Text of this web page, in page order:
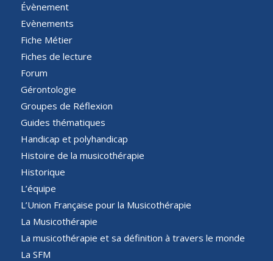
Évènement
Evènements
Fiche Métier
Fiches de lecture
Forum
Gérontologie
Groupes de Réflexion
Guides thématiques
Handicap et polyhandicap
Histoire de la musicothérapie
Historique
L’équipe
L’Union Française pour la Musicothérapie
La Musicothérapie
La musicothérapie et sa définition à travers le monde
La SFM